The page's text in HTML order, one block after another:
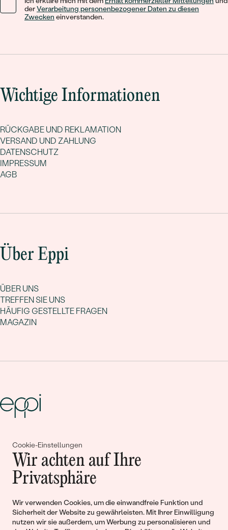
Cookie-Einstellungen
Wir achten auf Ihre
Privatsphäre
Wir verwenden Cookies, um die einwandfreie Funktion und
Sicherheit der Website zu gewährleisten. Mit Ihrer Einwilligung
nutzen wir sie außerdem, um Werbung zu personalisieren und
derVerarbeitung personenbezogener Daten zu diesen
Zwecken einverstanden.
Wichtige Informationen
RÜCKGABE UND REKLAMATION
VERSAND UND ZAHLUNG
DATENSCHUTZ
IMPRESSUM
AGB
Über Eppi
ÜBER UNS
TREFFEN SIE UNS
HÄUFIG GESTELLTE FRAGEN
MAGAZIN
Gemeinsam erschaffen wir
Geschichten von Schönheit und
Liebe
Begleiten Sie uns!